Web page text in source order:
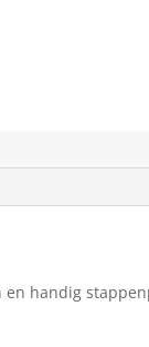
en handig